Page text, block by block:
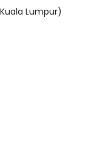
Lumpur)